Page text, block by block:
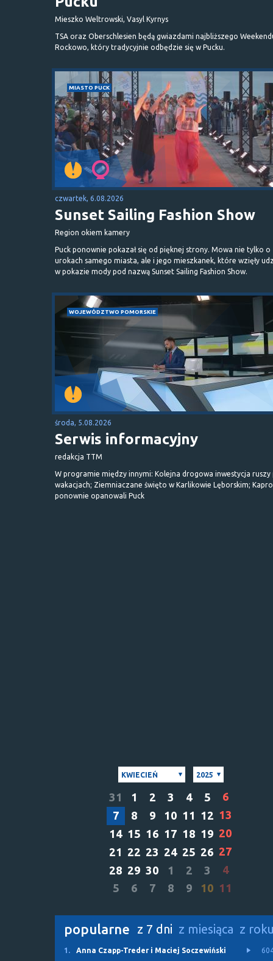
Mieszko Weltrowski, Vasyl Kyrnys
TSA oraz Oberschlesien będą gwiazdami najbliższego
Rockowo, który tradycyjnie odbędzie się w Pucku.
MIASTO PUCK
czwartek, 6.08.2026
Sunset Sailing Fashion Show
Region okiem kamery
Puck ponownie pokazał się od pięknej strony. Mowa nie tylko o
urokach samego miasta, ale i jego mieszkanek, które wzięły
w pokazie mody pod nazwą Sunset Sailing Fashion Show.
WOJEWÓDZTWO POMORSKIE
środa, 5.08.2026
Serwis informacyjny
redakcja TTM
W programie między innymi: Kolejna drogowa inwestycja ruszy
wakacjach; Ziemniaczane święto w Karlikowie Lęborskim;
ponownie opanowali Puck
KWIECIEŃ 2025
31 1 2 3 4 5
6
7
8 9 10 11 12 13
14 15 16 17 18 19 20
21 22 23 24 25 26 27
28 29 30 1 2 3
4
5
6 7 8 9 10 11
popularne z 7 dni z miesiąca z
1. Anna Czapp-Treder i Maciej Soczewiński